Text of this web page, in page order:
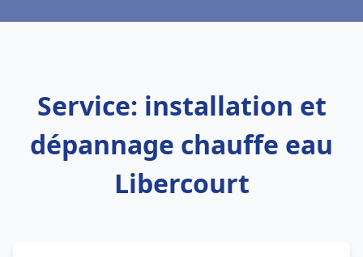
Service: installation et
dépannage chauffe eau
Libercourt